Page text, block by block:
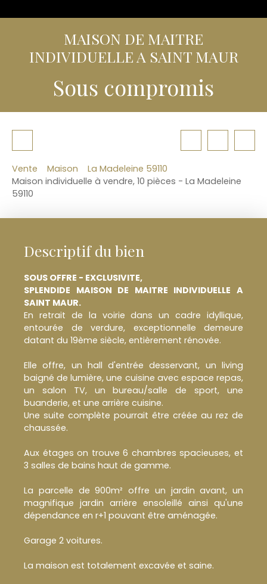
MAISON DE MAITRE
INDIVIDUELLE A SAINT MAUR
Sous compromis
Vente Maison
La Madeleine 59110
Maison individuelle à vendre, 10 pièces - La Madeleine
59110
Descriptif du bien
SOUS OFFRE - EXCLUSIVITE,
SPLENDIDE MAISON DE MAITRE INDIVIDUELLE A
SAINT MAUR.
En retrait de la voirie dans un cadre idyllique,
entourée de verdure, exceptionnelle demeure
datant du 19ème siècle, entièrement rénovée.
Elle offre, un hall d'entrée desservant, un living
baigné de lumière, une cuisine avec espace repas,
un salon TV, un bureau/salle de sport, une
buanderie, et une arrière cuisine.
Une suite complète pourrait être créée au rez de
chaussée.
Aux étages on trouve 6 chambres spacieuses, et
3 salles de bains haut de gamme.
La parcelle de 900m² offre un jardin avant, un
magnifique jardin arrière ensoleillé ainsi qu'une
dépendance en r+1 pouvant être aménagée.
Garage 2 voitures.
La maison est totalement excavée et saine.